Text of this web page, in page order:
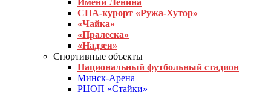
Имени Ленина
СПА-курорт «Ружа-Хутор»
«Чайка»
«Пралеска»
«Надзея»
Спортивные объекты
Национальный футбольный стадион
Минск-Арена
РЦОП «Стайки»